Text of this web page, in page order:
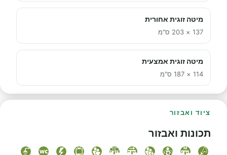
מיטה זוגית אחורית
137 × 203 ס"מ
מיטה זוגית אמצעית
114 × 187 ס"מ
ציוד ואבזור
תכונות ואבזור